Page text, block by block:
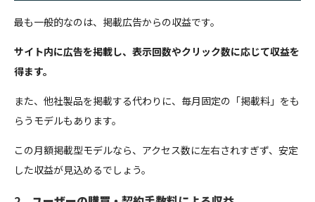
最も一般的なのは、掲載広告からの収益です。
サイト内に広告を掲載し、表示回数やクリック数に応じて収益を
得ます。
また、他社製品を掲載する代わりに、毎月固定の「掲載料」をも
らうモデルもあります。
この月額掲載型モデルなら、アクセス数に左右されすぎず、安定
した収益が見込めるでしょう。